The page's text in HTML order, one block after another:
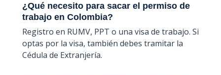
¿Qué necesito para sacar el permiso de
trabajo en Colombia?
Registro en RUMV, PPT o una visa de trabajo. Si
optas por la visa, también debes tramitar la
Cédula de Extranjería.